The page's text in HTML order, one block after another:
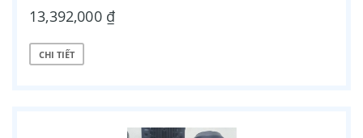
13,392,000 ₫
CHI TIẾT